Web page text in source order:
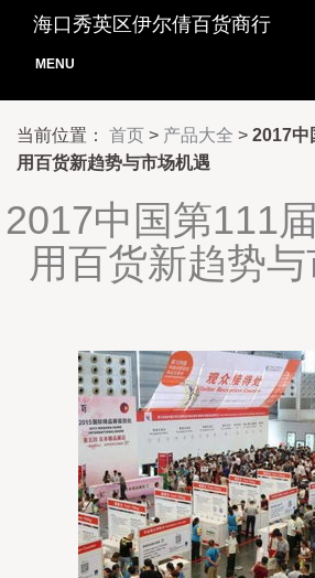
海口秀英区伊尔倩百货商行
MENU
当前位置： 首页 > 产品大全 > 2017中
用百货新趋势与市场机遇
2017中国第111
用百货新趋势